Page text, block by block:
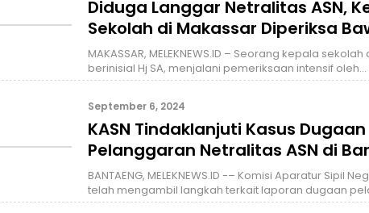
Diduga Langgar Netralitas ASN,
Sekolah di Makassar Diperiksa
MAKASSAR, MELEKNEWS.ID – Seorang kepala
berinisial Hj SA, menjalani pemeriksaan intensif oleh…
September 6, 2024
KASN Tindaklanjuti Kasus Dugaan
Pelanggaran Netralitas ASN di
BANTAENG, MELEKNEWS.ID -– Komisi Aparatur Sipil
telah mengambil langkah terkait laporan dugaan